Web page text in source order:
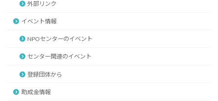
外部リンク
イベント情報
NPOセンターのイベント
センター関連のイベント
登録団体から
助成金情報